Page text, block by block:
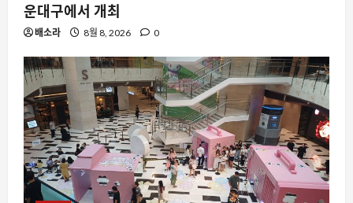
운대구에서 개최
배소라 8월 8, 2026 0
요즘뜨는소식
요즘도 처서 매직이 있나요? 2025년 여